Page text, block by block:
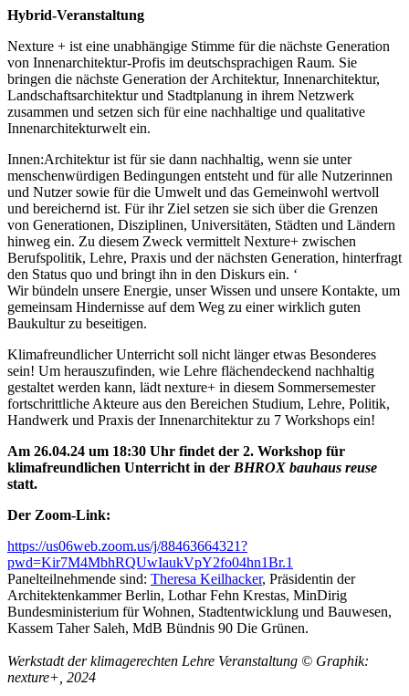
Hybrid-Veranstaltung
Nexture + ist eine unabhängige Stimme für die nächste Generation
von Innenarchitektur-Profis im deutschsprachigen Raum. Sie
bringen die nächste Generation der Architektur, Innenarchitektur,
Landschaftsarchitektur und Stadtplanung in ihrem Netzwerk
zusammen und setzen sich für eine nachhaltige und qualitative
Innenarchitekturwelt ein.
Innen:Architektur ist für sie dann nachhaltig, wenn sie unter
menschenwürdigen Bedingungen entsteht und für alle Nutzerinnen
und Nutzer sowie für die Umwelt und das Gemeinwohl wertvoll
und bereichernd ist. Für ihr Ziel setzen sie sich über die Grenzen
von Generationen, Disziplinen, Universitäten, Städten und Ländern
hinweg ein. Zu diesem Zweck vermittelt Nexture+ zwischen
Berufspolitik, Lehre, Praxis und der nächsten Generation, hinterfragt
den Status quo und bringt ihn in den Diskurs ein. ‘
Wir bündeln unsere Energie, unser Wissen und unsere Kontakte, um
gemeinsam Hindernisse auf dem Weg zu einer wirklich guten
Baukultur zu beseitigen.
Klimafreundlicher Unterricht soll nicht länger etwas Besonderes
sein! Um herauszufinden, wie Lehre flächendeckend nachhaltig
gestaltet werden kann, lädt nexture+ in diesem Sommersemester
fortschrittliche Akteure aus den Bereichen Studium, Lehre, Politik,
Handwerk und Praxis der Innenarchitektur zu 7 Workshops ein!
Am 26.04.24 um 18:30 Uhr findet der 2. Workshop für
klimafreundlichen Unterricht in der BHROX bauhaus reuse
statt.
Der Zoom-Link:
https://us06web.zoom.us/j/88463664321?
pwd=Kir7M4MbhRQUwIaukVpY2fo04hn1Br.1
Panelteilnehmende sind: Theresa Keilhacker, Präsidentin der
Architektenkammer Berlin, Lothar Fehn Krestas, MinDirig
Bundesministerium für Wohnen, Stadtentwicklung und Bauwesen,
Kassem Taher Saleh, MdB Bündnis 90 Die Grünen.
Werkstadt der klimagerechten Lehre Veranstaltung © Graphik:
nexture+, 2024